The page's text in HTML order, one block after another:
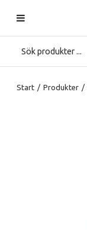
Start / Produkter /